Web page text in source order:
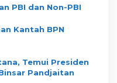
PBI dan Non-PBI
Kantah BPN
Temui Presiden
Pandjaitan